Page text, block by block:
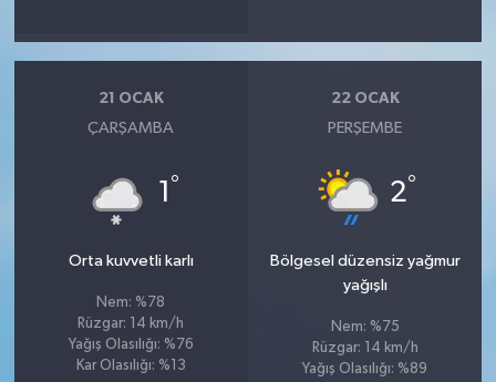
21 OCAK
ÇARŞAMBA
1 °
Orta kuvvetli karlı
Nem: %78
Rüzgar: 14 km/h
Yağış Olasılığı: %76
Kar Olasılığı: %13
22 OCAK
PERŞEMBE
2°
Bölgesel düzensiz yağmur
yağışlı
Nem: %75
Rüzgar: 14 km/h
Yağış Olasılığı: %89